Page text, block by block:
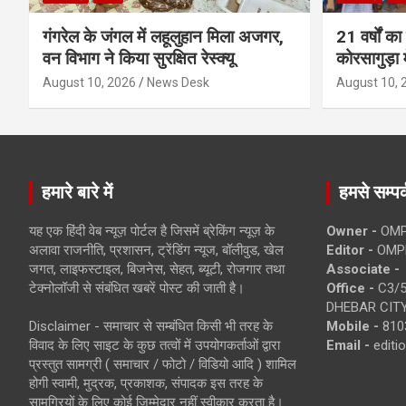
गंगरेल के जंगल में लहूलुहान मिला अजगर,
वन विभाग ने किया सुरक्षित रेस्क्यू
August 10, 2026 News Desk
21 वर्षों
August 10,
हमारे बारे में
यह एक हिंदी वेब न्यूज़ पोर्टल है जिसमें ब्रेकिंग न्यूज़ के
अलावा राजनीति, प्रशासन, ट्रेंडिंग न्यूज, बॉलीवुड, खेल
जगत, लाइफस्टाइल, बिजनेस, सेहत, ब्यूटी, रोजगार तथा
टेक्नोलॉजी से संबंधित खबरें पोस्ट की जाती है।
Disclaimer - समाचार से सम्बंधित किसी भी तरह के
विवाद के लिए साइट के कुछ तत्वों में उपयोगकर्ताओं द्वारा
प्रस्तुत सामग्री ( समाचार / फोटो / विडियो आदि ) शामिल
होगी स्वामी, मुद्रक, प्रकाशक, संपादक इस तरह के
सामग्रियों के लिए कोई ज़िम्मेदार नहीं स्वीकार करता है।
हमसे
Owner -
Editor -
Associate -
Office - C3/
DHEBAR
Mobile -
Email -